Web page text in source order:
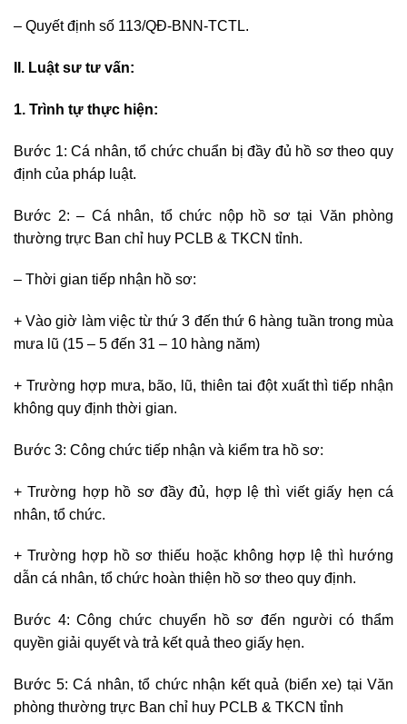
– Quyết định số 113/QĐ-BNN-TCTL.
II. Luật sư tư vấn:
1. Trình tự thực hiện:
Bước 1: Cá nhân, tổ chức chuẩn bị đầy đủ hồ sơ theo quy
định của pháp luật.
Bước 2: – Cá nhân, tổ chức nộp hồ sơ tại Văn phòng
thường trực Ban chỉ huy PCLB & TKCN tỉnh.
– Thời gian tiếp nhận hồ sơ:
+ Vào giờ làm việc từ thứ 3 đến thứ 6 hàng tuần trong mùa
mưa lũ (15 – 5 đến 31 – 10 hàng năm)
+ Trường hợp mưa, bão, lũ, thiên tai đột xuất thì tiếp nhận
không quy định thời gian.
Bước 3: Công chức tiếp nhận và kiểm tra hồ sơ:
+ Trường hợp hồ sơ đầy đủ, hợp lệ thì viết giấy hẹn cá
nhân, tổ chức.
+ Trường hợp hồ sơ thiếu hoặc không hợp lệ thì hướng
dẫn cá nhân, tổ chức hoàn thiện hồ sơ theo quy định.
Bước 4: Công chức chuyển hồ sơ đến người có thẩm
quyền giải quyết và trả kết quả theo giấy hẹn.
Bước 5: Cá nhân, tổ chức nhận kết quả (biển xe) tại Văn
phòng thường trực Ban chỉ huy PCLB & TKCN tỉnh